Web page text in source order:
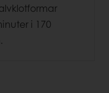
i 170